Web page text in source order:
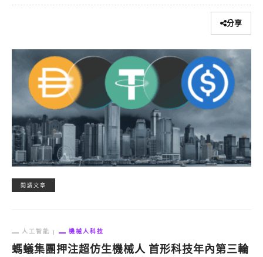
分享
閱讀文章
人工智能 機械人科技
螞蟻集團押注超仿生機械人 首形科技年內第三輪